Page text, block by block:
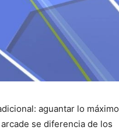
aguantar lo máximo
se diferencia de los